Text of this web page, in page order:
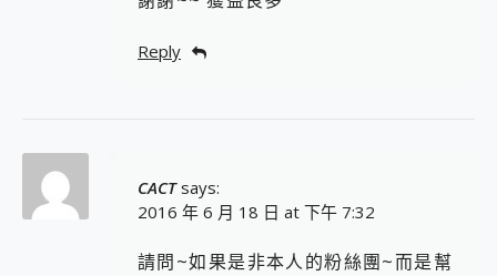
Reply
CACT says:
2016 年 6 月 18 日 at 下午 7:32
請問~如果是非本人的粉絲團~而是幫